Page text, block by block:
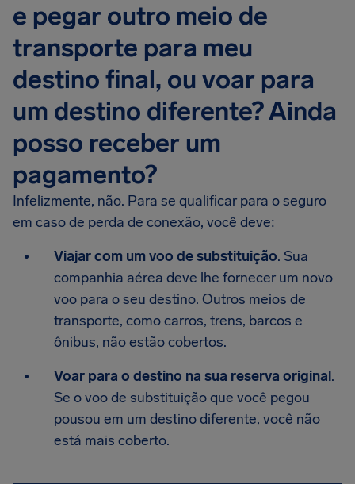
e pegar outro meio de
transporte para meu
destino final, ou voar para
um destino diferente? Ainda
posso receber um
pagamento?
Infelizmente, não. Para se qualificar para o seguro
em caso de perda de conexão, você deve:
Viajar com um voo de substituição. Sua
companhia aérea deve lhe fornecer um novo
voo para o seu destino. Outros meios de
transporte, como carros, trens, barcos e
ônibus, não estão cobertos.
Voar para o destino na sua reserva original.
Se o voo de substituição que você pegou
pousou em um destino diferente, você não
está mais coberto.